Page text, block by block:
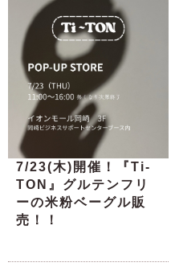
7/23(木)開催！『Ti-
TON』グルテンフリ
ーの米粉ベーグル販
売！！